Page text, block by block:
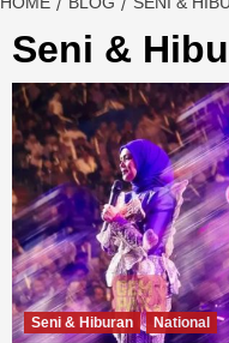
Seni &
Seni & Hiburan National